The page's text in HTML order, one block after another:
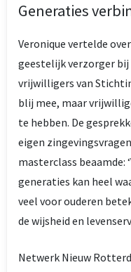
Generaties
Veronique vertelde
geestelijk verzorger
vrijwilligers van
blij mee, maar
te hebben. De
eigen
masterclass beaamde:
generaties kan heel
veel voor ouderen
de wijsheid en
Netwerk Nieuw